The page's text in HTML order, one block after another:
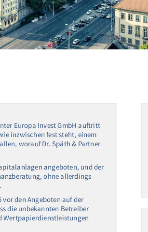
Europa Invest GmbH auftritt
inzwischen fest steht, einem
worauf Dr. Späth & Partner
angeboten, und der
ohne allerdings
den Angeboten auf der
die unbekannten Betreiber
Wertpapierdienstleistungen